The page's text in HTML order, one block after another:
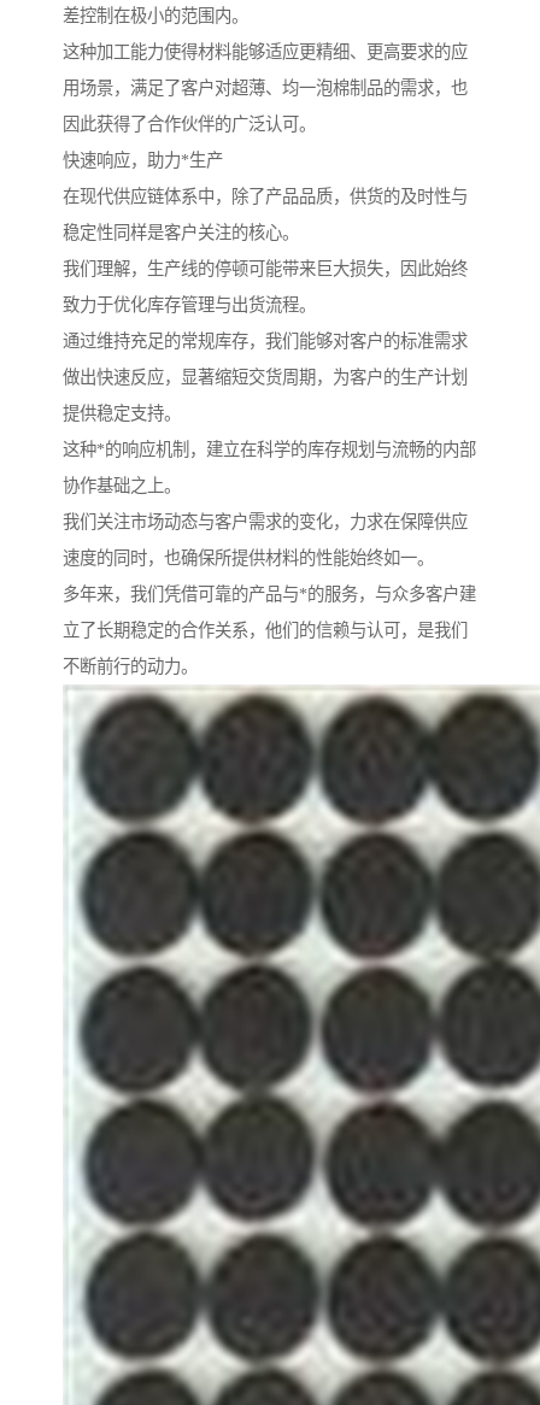
差控制在极小的范围内。
这种加工能力使得材料能够适应更精细、更高要求的应
用场景，满足了客户对超薄、均一泡棉制品的需求，也
因此获得了合作伙伴的广泛认可。
快速响应，助力*生产
在现代供应链体系中，除了产品品质，供货的及时性与
稳定性同样是客户关注的核心。
我们理解，生产线的停顿可能带来巨大损失，因此始终
致力于优化库存管理与出货流程。
通过维持充足的常规库存，我们能够对客户的标准需求
做出快速反应，显著缩短交货周期，为客户的生产计划
提供稳定支持。
这种*的响应机制，建立在科学的库存规划与流畅的内部
协作基础之上。
我们关注市场动态与客户需求的变化，力求在保障供应
速度的同时，也确保所提供材料的性能始终如一。
多年来，我们凭借可靠的产品与*的服务，与众多客户建
立了长期稳定的合作关系，他们的信赖与认可，是我们
不断前行的动力。